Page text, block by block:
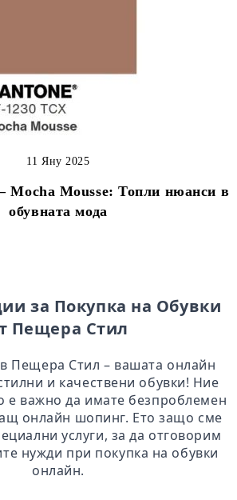
Mocha Mousse: Топли нюанси в
обувната мода
11 Яну 2025
за Покупка на Обувки
Пещера Стил
в Пещера Стил – вашата онлайн
и качествени обувки! Ние
е важно да имате безпроблемен
онлайн шопинг. Ето защо сме
услуги, за да отговорим
нужди при покупка на обувки
онлайн.